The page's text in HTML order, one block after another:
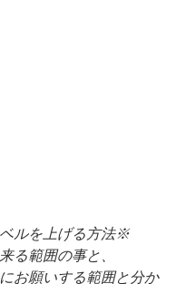
ルを上げる方法※
る範囲の事と、
お願いする範囲と分か